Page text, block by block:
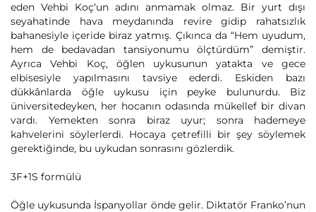
eden Vehbi Koç‘un adını anmamak olmaz. Bir yurt dışı
seyahatinde hava meydanında revire gidip rahatsızlık
bahanesiyle içeride biraz yatmış. Çıkınca da “Hem uyudum,
hem de bedavadan tansiyonumu ölçtürdüm” demiştir.
Ayrıca Vehbi Koç, öğlen uykusunun yatakta ve gece
elbisesiyle yapılmasını tavsiye ederdi. Eskiden bazı
dükkânlarda öğle uykusu için peyke bulunurdu. Biz
üniversitedeyken, her hocanın odasında mükellef bir divan
vardı. Yemekten sonra biraz uyur; sonra hademeye
kahvelerini söylerlerdi. Hocaya çetrefilli bir şey söylemek
gerektiğinde, bu uykudan sonrasını gözlerdik.
3F+1S formülü
Öğle uykusunda İspanyollar önde gelir. Diktatör Franko’nun